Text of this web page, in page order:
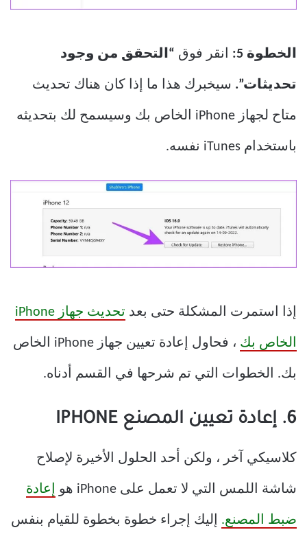
الخطوة 5: انقر فوق “التحقق من وجود
تحديثات”. سيخبرك هذا ما إذا كان هناك تحديث
متاح لجهاز iPhone الخاص بك وسيسمح لك بتحديثه
باستخدام iTunes نفسه.
إذا استمرت المشكلة حتى بعد تحديث جهاز iPhone
الخاص بك ، فحاول إعادة تعيين جهاز iPhone الخاص
بك. الخطوات التي تم شرحها في القسم أدناه.
6. إعادة تعيين المصنع IPHONE
كلاسيكي آخر ، ولكن أحد الحلول الأخيرة لإصلاح
شاشة اللمس التي لا تعمل على iPhone هو إعادة
ضبط المصنع. إليك إجراء خطوة بخطوة للقيام بنفس